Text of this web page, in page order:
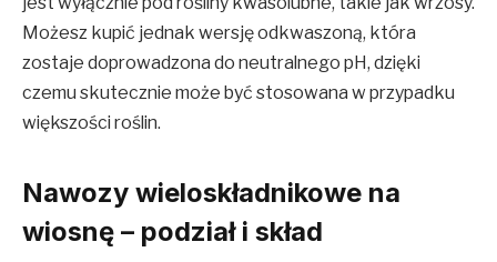
Możesz kupić jednak wersję odkwaszoną, która
zostaje doprowadzona do neutralnego pH, dzięki
czemu skutecznie może być stosowana w przypadku
większości roślin.
Nawozy wieloskładnikowe na
wiosnę – podział i skład